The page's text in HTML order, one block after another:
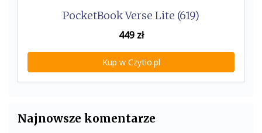
PocketBook Verse Lite (619)
449zł
Kup w Czytio.pl
Najnowsze komentarze